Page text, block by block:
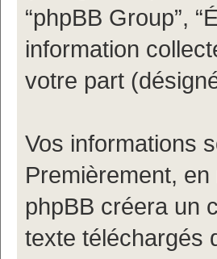
“phpBB Group”,
information
votre part
Vos informations
Premièrement,
phpBB créera un
texte téléchargés